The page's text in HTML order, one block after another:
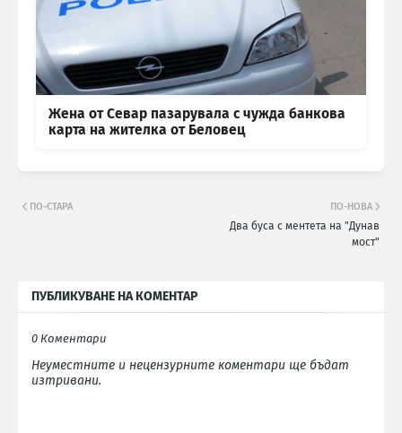
Жена от Севар пазарувала с чужда банкова
карта на жителка от Беловец
ПО-НОВА
Два буса с ментета на "Дунав
мост"
ПО-СТАРА
ПУБЛИКУВАНЕ НА КОМЕНТАР
0 Коментари
Неуместните и нецензурните коментари ще бъдат
изтривани.